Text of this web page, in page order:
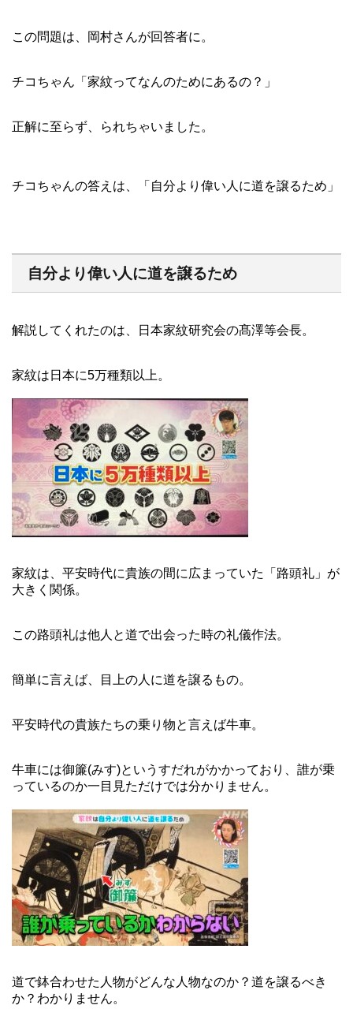
この問題は、岡村さんが回答者に。
チコちゃん「家紋ってなんのためにあるの？」
正解に至らず、られちゃいました。
チコちゃんの答えは、「自分より偉い人に道を譲るため」
自分より偉い人に道を譲るため
解説してくれたのは、日本家紋研究会の髙澤等会長。
家紋は日本に5万種類以上。
家紋は、平安時代に貴族の間に広まっていた「路頭礼」が
大きく関係。
この路頭礼は他人と道で出会った時の礼儀作法。
簡単に言えば、目上の人に道を譲るもの。
平安時代の貴族たちの乗り物と言えば牛車。
牛車には御簾(みす)というすだれがかかっており、誰が乗
っているのか一目見ただけでは分かりません。
道で鉢合わせた人物がどんな人物なのか？道を譲るべき
か？わかりません。